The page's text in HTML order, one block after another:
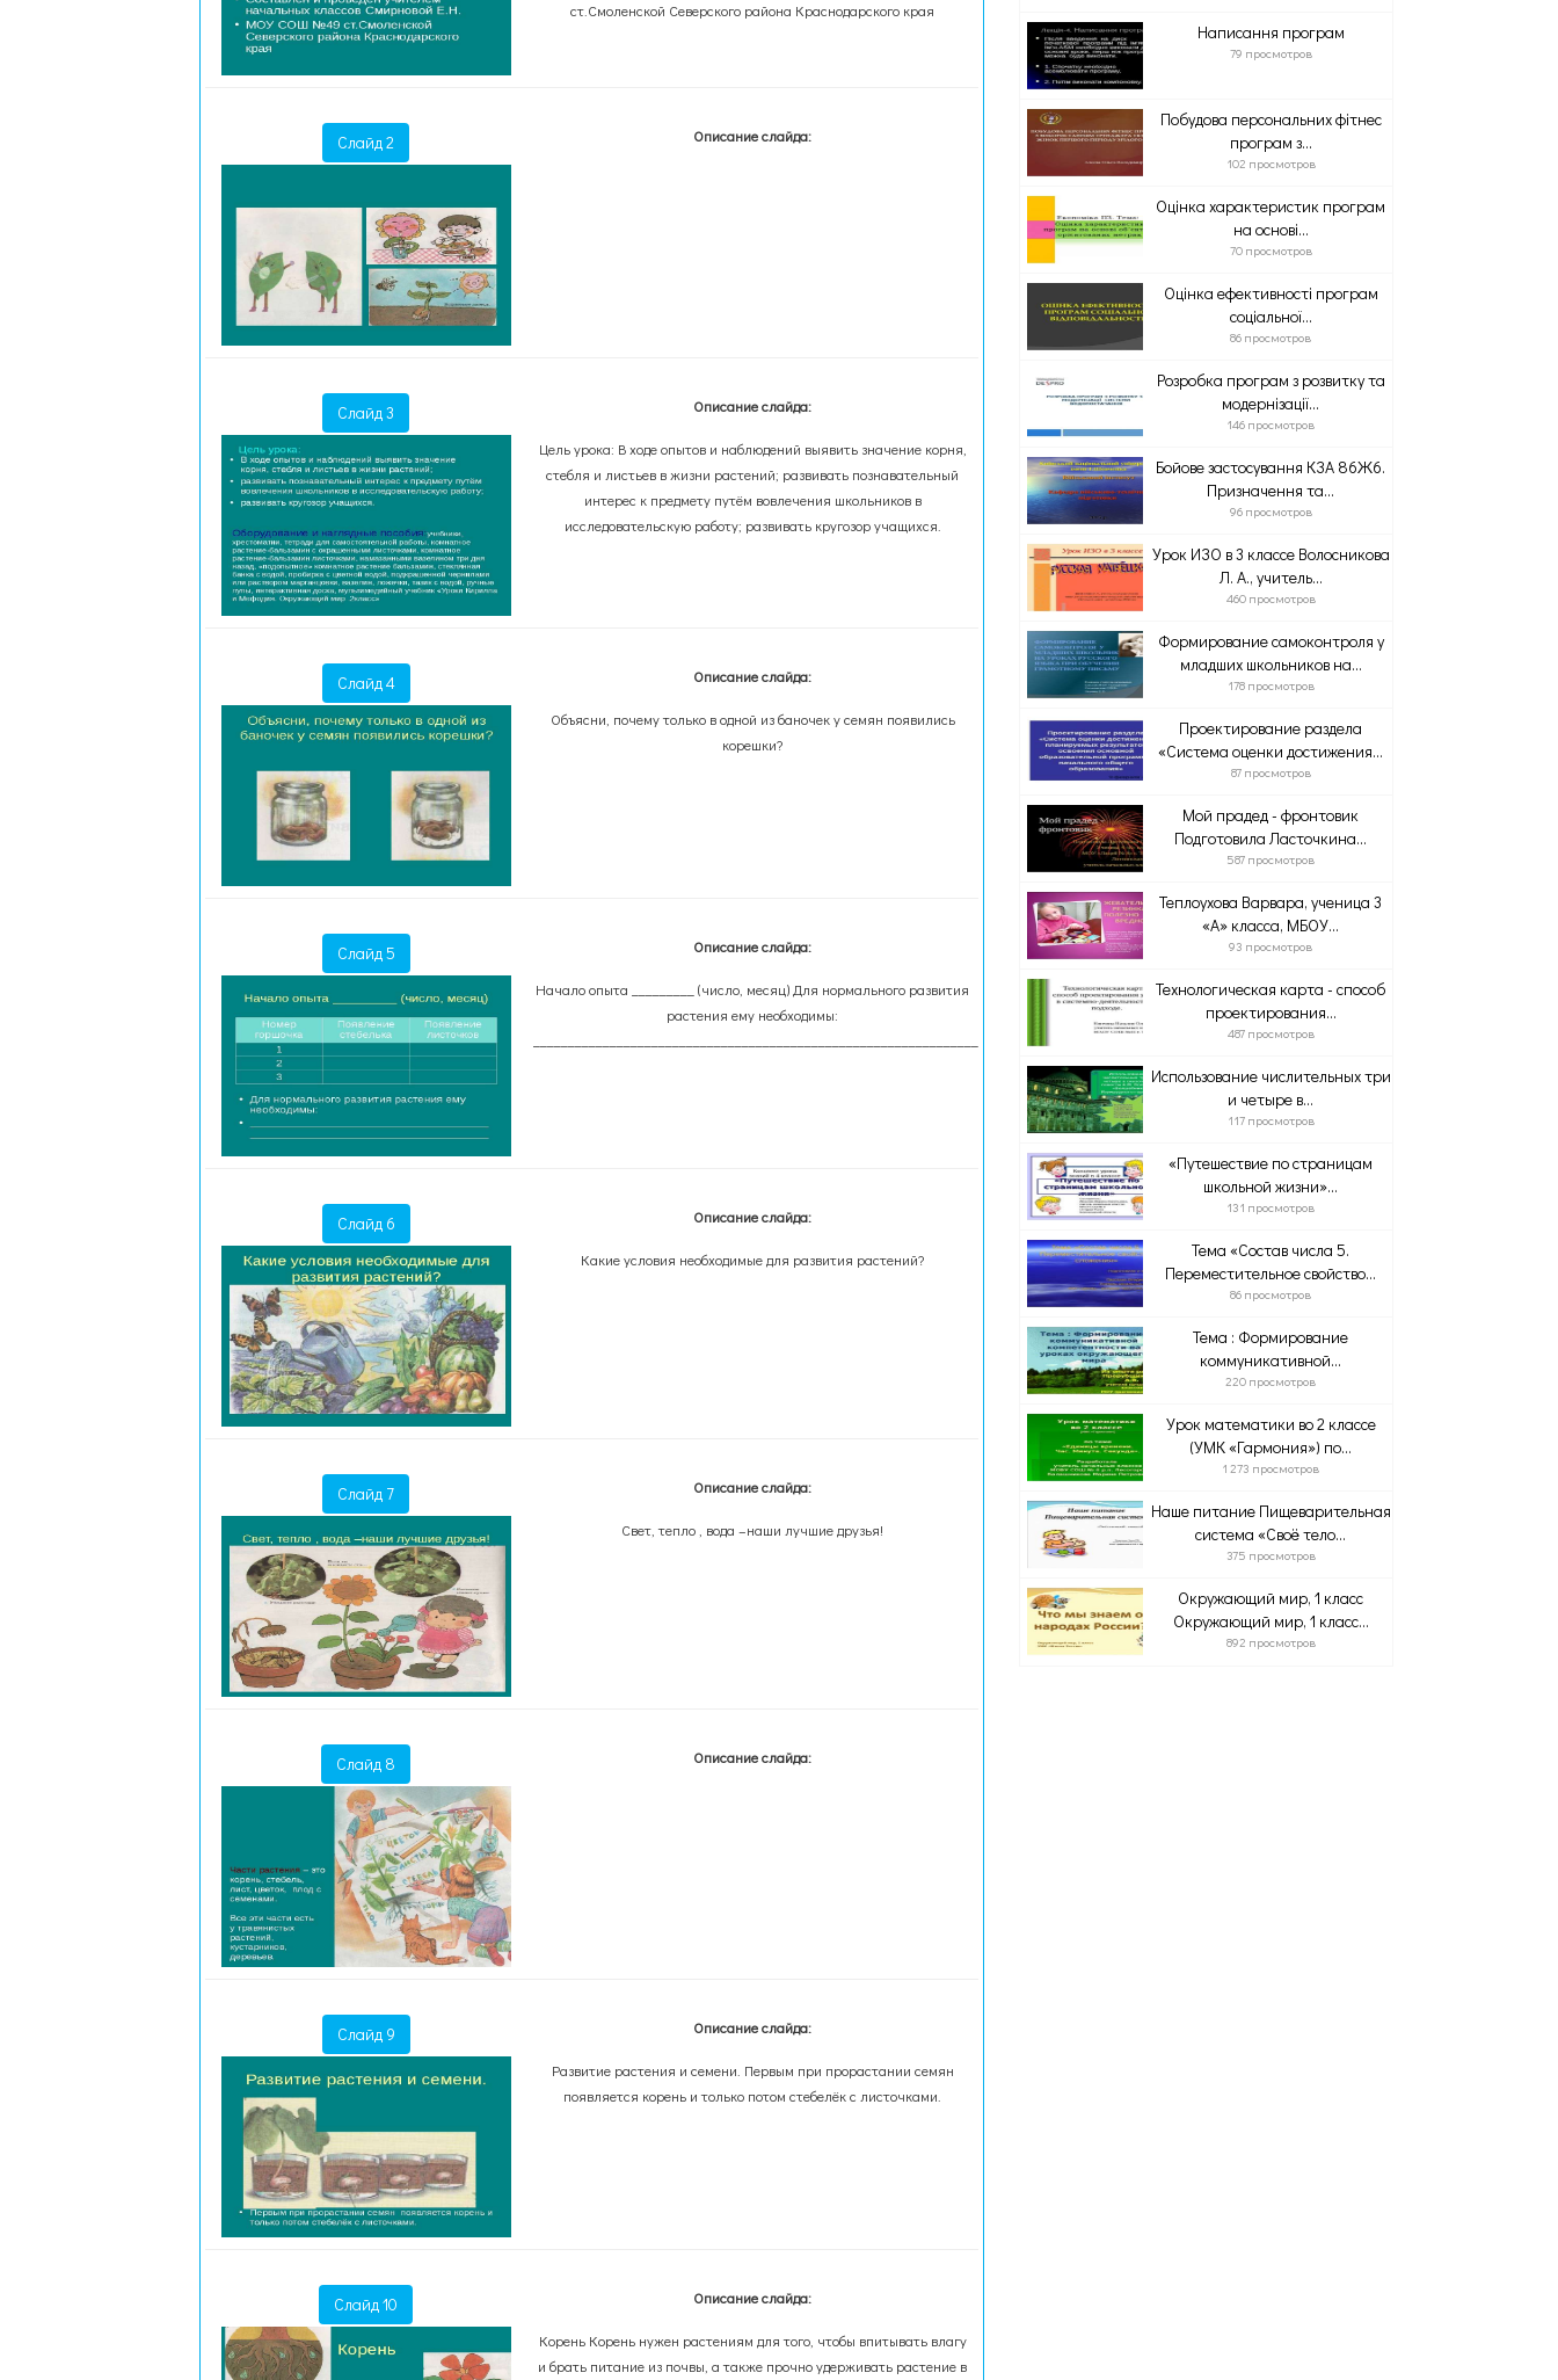
ст.Смоленской Северского района Краснодарского края
Слайд 2 Описание слайда:
Слайд 3 Описание слайда:
Цель урока: В ходе опытов и наблюдений выявить значение корня,
стебля и листьев в жизни растений; развивать познавательный
интерес к предмету путём вовлечения школьников в
исследовательскую работу; развивать кругозор учащихся.
Слайд 4 Описание слайда:
Объясни, почему только в одной из баночек у семян появились
корешки?
Слайд 5 Описание слайда:
Начало опыта _________ (число, месяц) Для нормального развития
растения ему необходимы:
Слайд 6 Описание слайда:
Какие условия необходимые для развития растений?
Слайд 7 Описание слайда:
Свет, тепло , вода –наши лучшие друзья!
Слайд 8 Описание слайда:
Слайд 9 Описание слайда:
Развитие растения и семени. Первым при прорастании семян
появляется корень и только потом стебелёк с листочками.
Слайд 10 Описание слайда:
Корень Корень нужен растениям для того, чтобы впитывать влагу
и брать питание из почвы, а также прочно удерживать растение в
Написання програм
79 просмотров
Побудова персональних фітнес
програм з...
102 просмотров
Оцінка характеристик програм
на основі...
70 просмотров
Оцінка ефективності програм
соціальної...
86 просмотров
Розробка програм з розвитку та
модернізації...
146 просмотров
Бойове застосування КЗА 86Ж6.
Призначення та...
96 просмотров
Урок ИЗО в 3 классе Волосникова
Л. А., учитель...
460 просмотров
Формирование самоконтроля у
младших школьников на...
178 просмотров
Проектирование раздела
«Система оценки достижения...
87 просмотров
Мой прадед - фронтовик
Подготовила Ласточкина...
587 просмотров
Теплоухова Варвара, ученица 3
«А» класса, МБОУ...
93 просмотров
Технологическая карта - способ
проектирования...
487 просмотров
Использование числительных три
и четыре в...
117 просмотров
«Путешествие по страницам
школьной жизни»...
131 просмотров
Тема «Состав числа 5.
Переместительное свойство...
86 просмотров
Тема : Формирование
коммуникативной...
220 просмотров
Урок математики во 2 классе
(УМК «Гармония») по...
1 273 просмотров
Наше питание Пищеварительная
система «Своё тело...
375 просмотров
Окружающий мир, 1 класс
Окружающий мир, 1 класс...
892 просмотров